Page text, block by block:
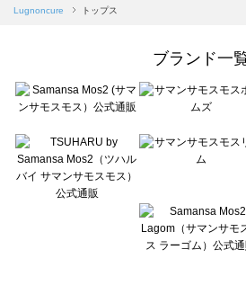
Samansa Mos2 blue（サマンサモスモス ブルー）の
sō4ū（ソウフォーユー）のトップス一覧
Te chichi（テチチ）のトップス一覧
Te chichi CLASSIC（テチチ クラシック）のトップス
Lugnoncure（ルノンキュール）のトップス一覧
BETTY'S BLUE（べティーズブルー）のトップス一覧
Wpc.（ワールドパーティー）のトップス一覧
Lugnoncure トップス
ブランド一